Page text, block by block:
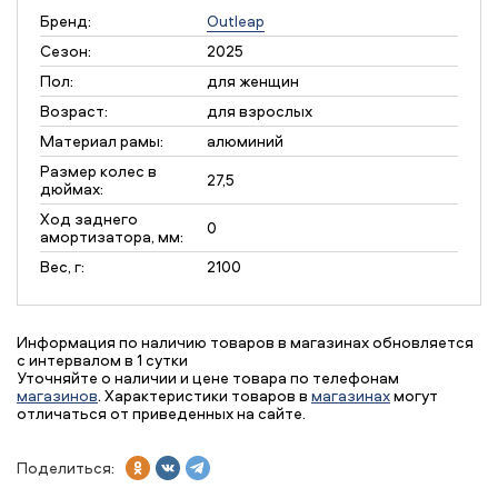
Бренд:
Outleap
Сезон:
2025
Пол:
для женщин
Возраст:
для взрослых
Материал рамы:
алюминий
Размер колес в
дюймах:
27,5
Ход заднего
амортизатора, мм:
0
Вес, г:
2100
Информация по наличию товаров в магазинах обновляется
с интервалом в 1 сутки
Уточняйте о наличии и цене товара по телефонам
магазинов. Характеристики товаров в магазинахмогут
отличаться от приведенных на сайте.
Поделиться: